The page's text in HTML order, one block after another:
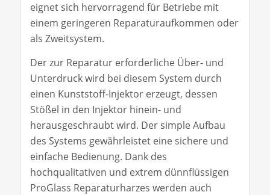
eignet sich hervorragend für Betriebe mit
einem geringeren Reparaturaufkommen oder
als Zweitsystem.
Der zur Reparatur erforderliche Über- und
Unterdruck wird bei diesem System durch
einen Kunststoff-Injektor erzeugt, dessen
Stößel in den Injektor hinein- und
herausgeschraubt wird. Der simple Aufbau
des Systems gewährleistet eine sichere und
einfache Bedienung. Dank des
hochqualitativen und extrem dünnflüssigen
ProGlass Reparaturharzes werden auch